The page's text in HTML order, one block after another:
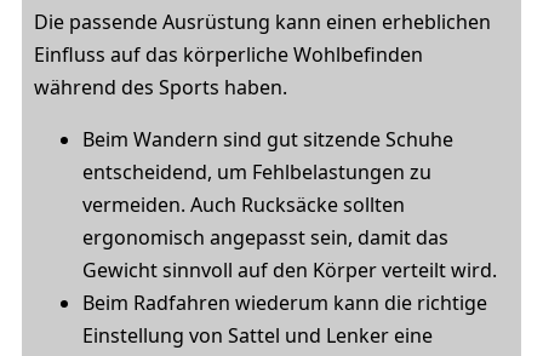
Die passende Ausrüstung kann einen erheblichen
Einfluss auf das körperliche Wohlbefinden
während des Sports haben.
Beim Wandern sind gut sitzende Schuhe
entscheidend, um Fehlbelastungen zu
vermeiden. Auch Rucksäcke sollten
ergonomisch angepasst sein, damit das
Gewicht sinnvoll auf den Körper verteilt wird.
Beim Radfahren wiederum kann die richtige
Einstellung von Sattel und Lenker eine